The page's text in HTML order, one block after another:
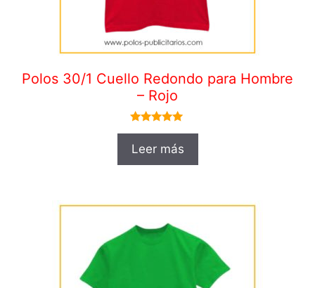
Polos 30/1 Cuello Redondo para Hombre
– Rojo
5.00
Leer más